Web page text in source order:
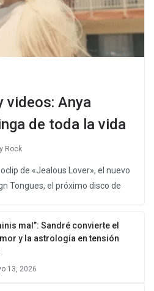
videos: Anya
de toda la vida
Rock
de «Jealous Lover», el nuevo
Tongues, el próximo disco de
mal”: Sandré convierte el
y la astrología en tensión
13, 2026